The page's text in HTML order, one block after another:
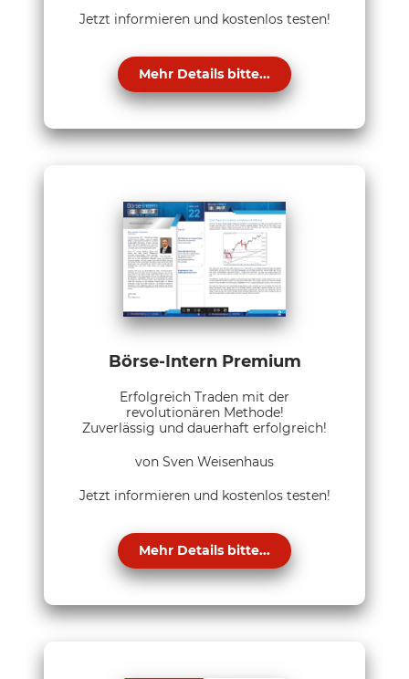
Jetzt informieren und kostenlos testen!
Mehr Details bitte...
Börse-Intern Premium
Erfolgreich Traden mit der
revolutionären Methode!
Zuverlässig und dauerhaft erfolgreich!
von Sven Weisenhaus
Jetzt informieren und kostenlos testen!
Mehr Details bitte...